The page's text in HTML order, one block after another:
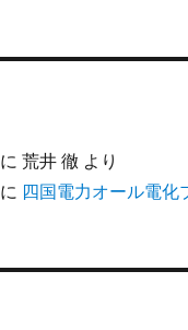
に荒井 徹 より
に 四国電力オール電化